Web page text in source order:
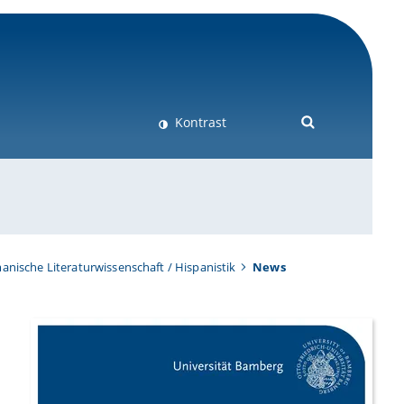
Kontrast
Literaturwissenschaft / Hispanistik News